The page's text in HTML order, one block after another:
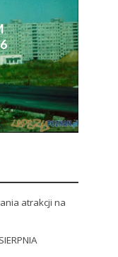
atrakcji na